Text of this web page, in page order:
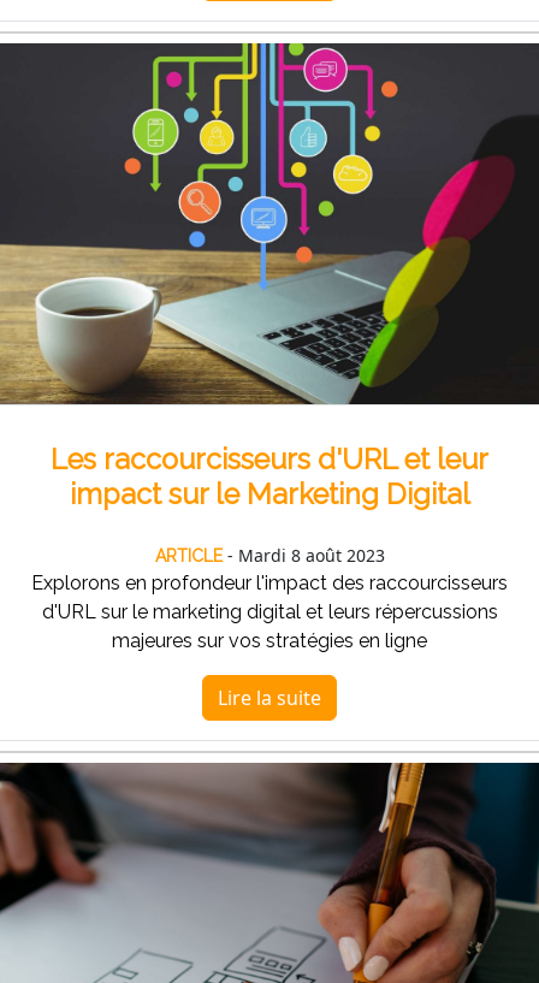
Les raccourcisseurs d'URL et leur
impact sur le Marketing Digital
ARTICLE- Mardi 8 août 2023
Explorons en profondeur l'impact des raccourcisseurs
d'URL sur le marketing digital et leurs répercussions
majeures sur vos stratégies en ligne
Lire la suite